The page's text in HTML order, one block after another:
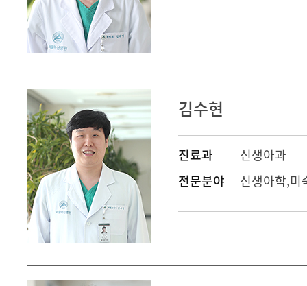
김수현
진료과
신생아과
전문분야
신생아학,미